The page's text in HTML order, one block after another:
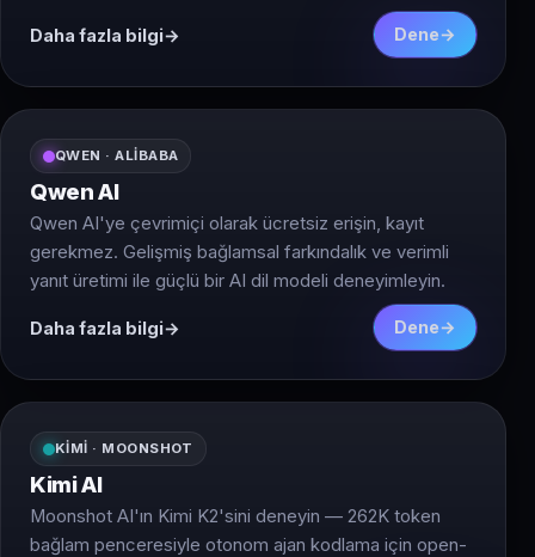
Daha fazla bilgi Dene
QWEN · ALIBABA
Qwen AI
Qwen AI'ye çevrimiçi olarak ücretsiz erişin, kayıt
gerekmez. Gelişmiş bağlamsal farkındalık ve verimli
yanıt üretimi ile güçlü bir AI dil modeli deneyimleyin.
Daha fazla bilgi Dene
KIMI · MOONSHOT
Kimi AI
Moonshot AI'ın Kimi K2'sini deneyin — 262K token
bağlam penceresiyle otonom ajan kodlama için open-